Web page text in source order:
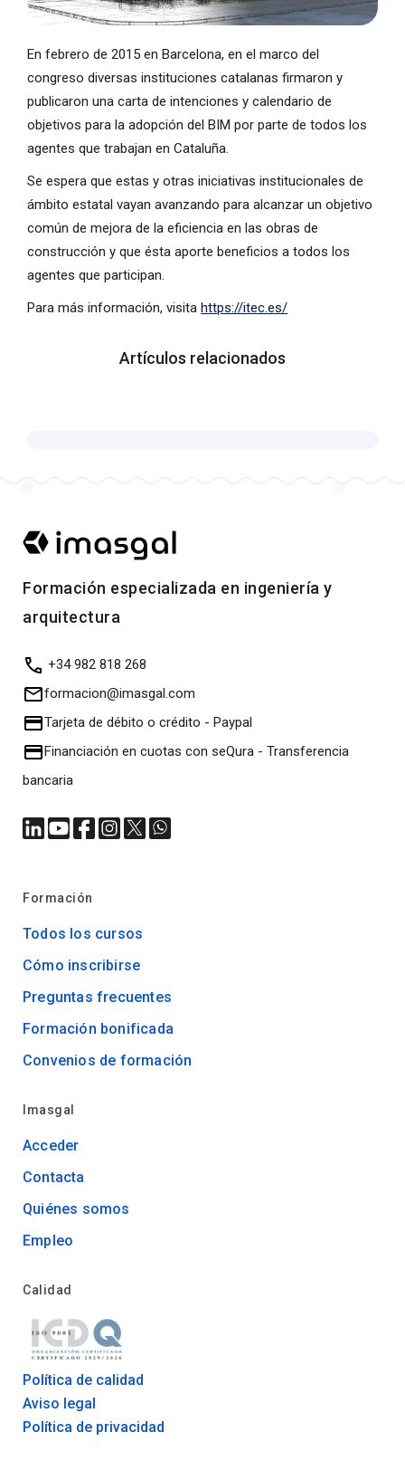
En febrero de 2015 en Barcelona, en el marco del
congreso diversas instituciones catalanas firmaron y
publicaron una carta de intenciones y calendario de
objetivos para la adopción del BIM por parte de todos los
agentes que trabajan en Cataluña.
Se espera que estas y otras iniciativas institucionales de
ámbito estatal vayan avanzando para alcanzar un objetivo
común de mejora de la eficiencia en las obras de
construcción y que ésta aporte beneficios a todos los
agentes que participan.
Para más información, visitahttps://itec.es/
Artículos relacionados
Formación especializada en ingeniería y
arquitectura
+34 982 818 268
formacion@imasgal.com
Tarjeta de débito o crédito - Paypal
Financiación en cuotas con seQura - Transferencia
bancaria
Formación
Todos los cursos
Cómo inscribirse
Preguntas frecuentes
Formación bonificada
Convenios de formación
Imasgal
Acceder
Contacta
Quiénes somos
Empleo
Calidad
Política de calidad
Aviso legal
Política de privacidad